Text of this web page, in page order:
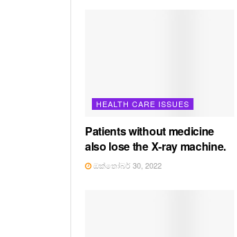
HEALTH CARE ISSUES
Patients without medicine
also lose the X-ray machine.
ඔක්තෝබර් 30, 2022